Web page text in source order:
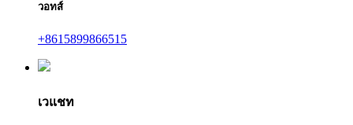
วอทส์
+8615899866515
เวแชท